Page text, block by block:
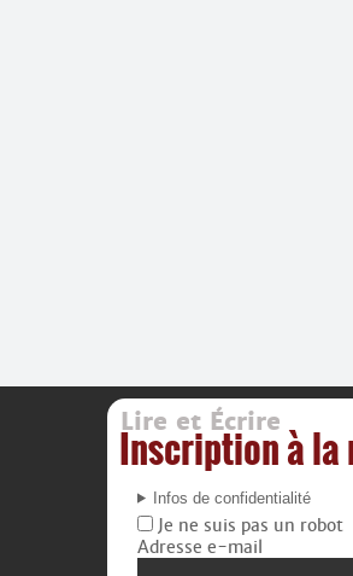
Lire et Écrire
Inscription à la
Infos de confidentialité
Je ne suis pas un robot
Adresse e-mail